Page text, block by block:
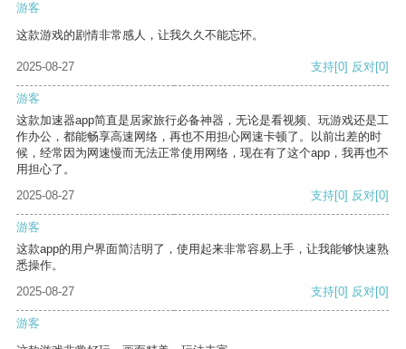
游客
这款游戏的剧情非常感人，让我久久不能忘怀。
2025-08-27 支持[0] 反对[0]
游客
这款加速器app简直是居家旅行必备神器，无论是看视频、玩游戏还是工
作办公，都能畅享高速网络，再也不用担心网速卡顿了。以前出差的时
候，经常因为网速慢而无法正常使用网络，现在有了这个app，我再也不
用担心了。
2025-08-27
支持[0] 反对[0]
游客
这款app的用户界面简洁明了，使用起来非常容易上手，让我能够快速熟
悉操作。
2025-08-27
支持[0] 反对[0]
游客